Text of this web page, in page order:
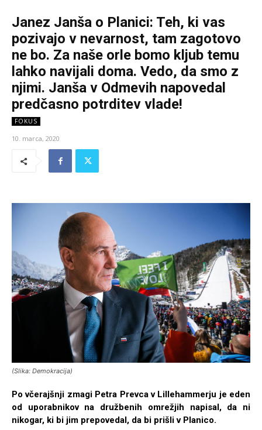
Janez Janša o Planici: Teh, ki vas
pozivajo v nevarnost, tam zagotovo
ne bo. Za naše orle bomo kljub temu
lahko navijali doma. Vedo, da smo z
njimi. Janša v Odmevih napovedal
predčasno potrditev vlade!
FOKUS
10. marca, 2020
(Slika: Demokracija)
Po včerajšnji zmagi Petra Prevca v Lillehammerju je eden
od uporabnikov na družbenih omrežjih napisal, da ni
nikogar, ki bi jim prepovedal, da bi prišli v Planico.